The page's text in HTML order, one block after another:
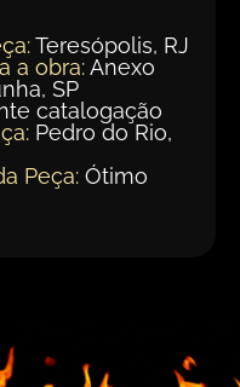
Teresópolis, RJ
a obra:Anexo
SP
catalogação
Pedro do Rio,
Peça: Ótimo